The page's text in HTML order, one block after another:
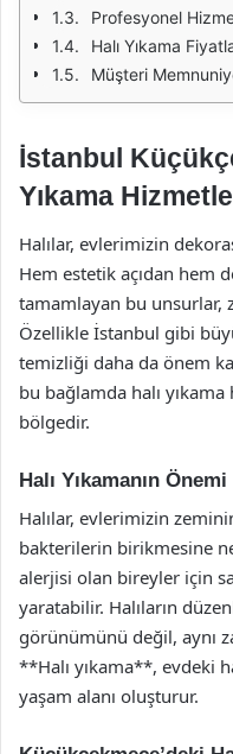
Profesyonel
Halı Yıkama
Müşteri
İstanbul
Yıkama
Halılar, evlerimizin
Hem estetik açıdan hem
tamamlayan bu unsurlar,
Özellikle İstanbul gibi
temizliği daha da önem
bu bağlamda halı
bölgedir.
Halı Yıkamanın Önemi
Halılar, evlerimizin
bakterilerin birikmesine
alerjisi olan bireyler için
yaratabilir. Halıların
görünümünü değil, aynı
**Halı yıkama**, evdeki
yaşam alanı oluşturur.